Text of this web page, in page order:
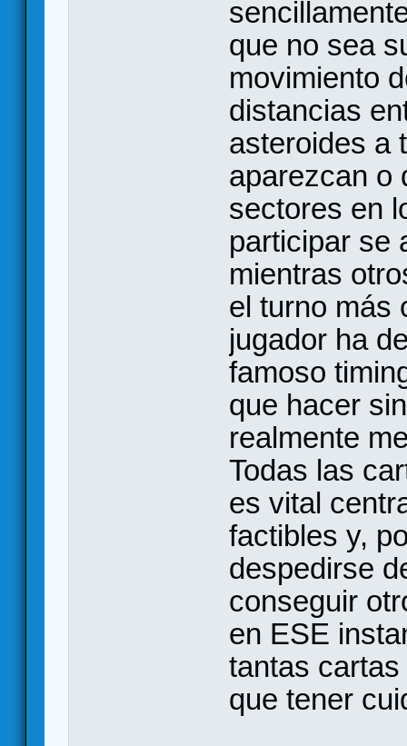
que no sea
movimiento
distancias
asteroides a
aparezcan o
sectores en
participar se
mientras
el turno más
jugador ha
famoso
que hacer
realmente
Todas las
es vital
factibles y,
despedirse
conseguir
en ESE
tantas
que tener